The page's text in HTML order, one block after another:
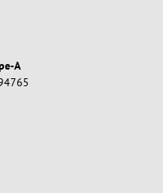
A
beløb, eller